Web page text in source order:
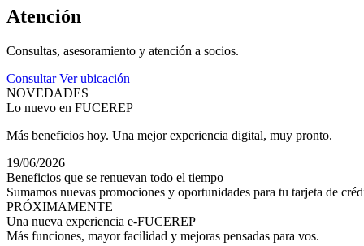
Atención
Consultas, asesoramiento y atención a socios.
Consultar Ver ubicación
NOVEDADES
Lo nuevo en FUCEREP
Más beneficios hoy. Una mejor experiencia digital, muy pronto.
19/06/2026
Beneficios que se renuevan todo el tiempo
Sumamos nuevas promociones y oportunidades para tu tarjeta de
PRÓXIMAMENTE
Una nueva experiencia e-FUCEREP
Más funciones, mayor facilidad y mejoras pensadas para vos.